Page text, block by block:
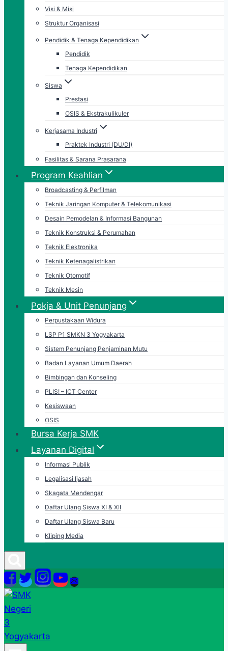
Visi & Misi
Struktur Organisasi
Pendidik & Tenaga Kependidikan
Pendidik
Tenaga Kependidikan
Siswa
Prestasi
OSIS & Ekstrakulikuler
Kerjasama Industri
Praktek Industri (DU/DI)
Fasilitas & Sarana Prasarana
Program Keahlian
Broadcasting & Perfilman
Teknik Jaringan Komputer & Telekomunikasi
Desain Pemodelan & Informasi Bangunan
Teknik Konstruksi & Perumahan
Teknik Elektronika
Teknik Ketenagalistrikan
Teknik Otomotif
Teknik Mesin
Pokja & Unit Penunjang
Perpustakaan Widura
LSP P1 SMKN 3 Yogyakarta
Sistem Penunjang Penjaminan Mutu
Badan Layanan Umum Daerah
Bimbingan dan Konseling
PLIS! – ICT Center
Kesiswaan
OSIS
Bursa Kerja SMK
Layanan Digital
Informasi Publik
Legalisasi Ijasah
Skagata Mendengar
Daftar Ulang Siswa XI & XII
Daftar Ulang Siswa Baru
Kliping Media